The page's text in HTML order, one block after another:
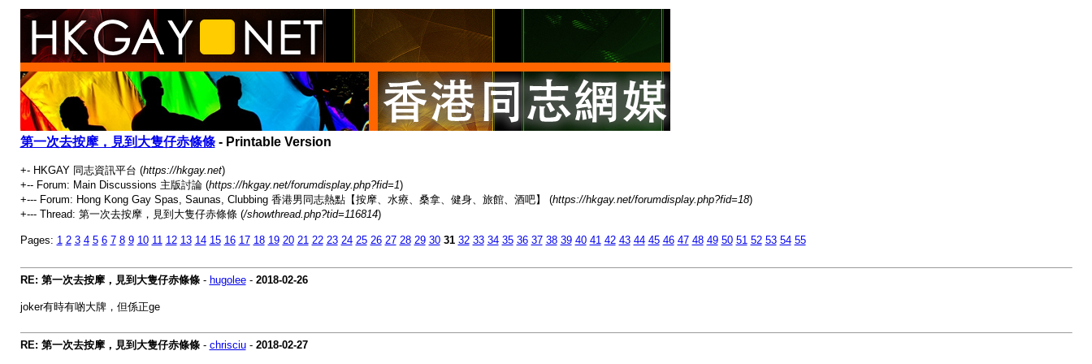
第一次去按摩，見到大隻仔赤條條- Printable Version
+- HKGAY 同志資訊平台 (https://hkgay.net)
+-- Forum: Main Discussions 主版討論 (https://hkgay.net/forumdisplay.php?fid=1)
+--- Forum: Hong Kong Gay Spas, Saunas, Clubbing 香港男同志熱點【按摩、水療、桑拿、健身、旅館、酒吧】 (https://hkgay.net/forumdisplay.php?fid=18)
+--- Thread: 第一次去按摩，見到大隻仔赤條條 (/showthread.php?tid=116814)
Pages: 1 2 3 4 5 6 7 8 9 10 11 12 13 14 15 16 17 18 19 20 21 22 23 24 25 26 27 28 29 30 31 32 33 34 35 36 37 38 39 40 41 42 43 44 45 46 47 48 49 50 51 52 53 54 55
RE: 第一次去按摩，見到大隻仔赤條條- hugolee- 2018-02-26
joker有時有啲大牌，但係正ge
RE: 第一次去按摩，見到大隻仔赤條條- chrisciu- 2018-02-27